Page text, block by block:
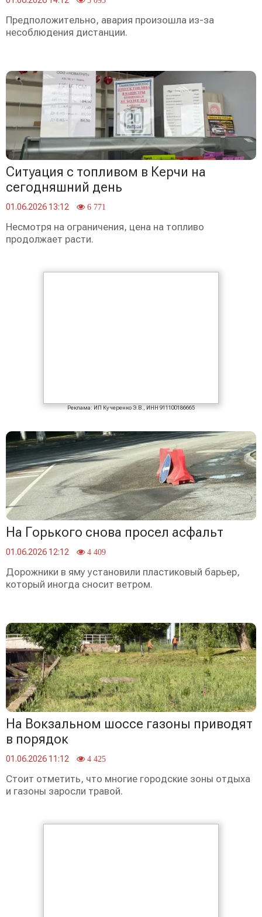
Предположительно, авария произошла из-за
несоблюдения дистанции.
Ситуация с топливом в Керчи на
сегодняшний день
01.06.2026 13:12 6 771
Несмотря на ограничения, цена на топливо
продолжает расти.
Реклама: ИП Кучеренко Э.В., ИНН 911100186665
На Горького снова просел асфальт
01.06.2026 12:12 4 409
Дорожники в яму установили пластиковый барьер,
который иногда сносит ветром.
На Вокзальном шоссе газоны приводят
в порядок
01.06.2026 11:12 4 425
Стоит отметить, что многие городские зоны отдыха
и газоны заросли травой.